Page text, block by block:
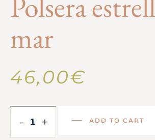
mar
46,00€
- + ADD TO CART